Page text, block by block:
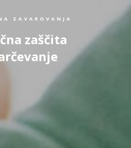
ZAVAROVANJA
zaščita